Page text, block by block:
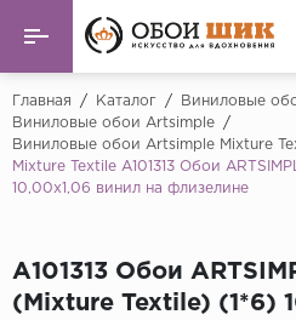
Назад
Виниловые обои
Флоковые обои
Фрески
Главная / Каталог / Виниловые
Виниловые обои Artsimple
/
Виниловые обои Artsimple Mixture
Mixture Textile A101313 Обои
10,00x1,06 винил на флизелине
A101313 Обои
(Mixture Textile) (1*6)